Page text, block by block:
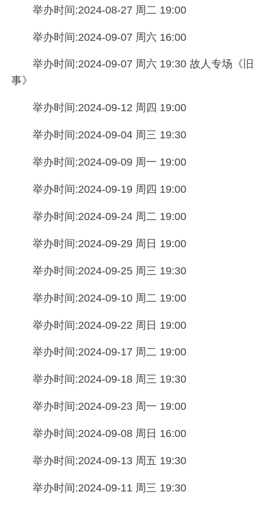
举办时间:2024-08-27 周二 19:00
举办时间:2024-09-07 周六 16:00
举办时间:2024-09-07 周六 19:30 故人专场《旧
事》
举办时间:2024-09-12 周四 19:00
举办时间:2024-09-04 周三 19:30
举办时间:2024-09-09 周一 19:00
举办时间:2024-09-19 周四 19:00
举办时间:2024-09-24 周二 19:00
举办时间:2024-09-29 周日 19:00
举办时间:2024-09-25 周三 19:30
举办时间:2024-09-10 周二 19:00
举办时间:2024-09-22 周日 19:00
举办时间:2024-09-17 周二 19:00
举办时间:2024-09-18 周三 19:30
举办时间:2024-09-23 周一 19:00
举办时间:2024-09-08 周日 16:00
举办时间:2024-09-13 周五 19:30
举办时间:2024-09-11 周三 19:30